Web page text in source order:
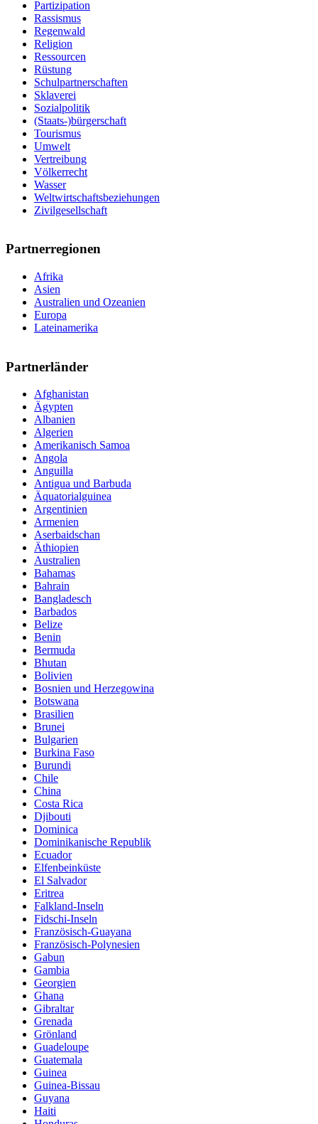
Partizipation
Rassismus
Regenwald
Religion
Ressourcen
Rüstung
Schulpartnerschaften
Sklaverei
Sozialpolitik
(Staats-)bürgerschaft
Tourismus
Umwelt
Vertreibung
Völkerrecht
Wasser
Weltwirtschaftsbeziehungen
Zivilgesellschaft
Partnerregionen
Afrika
Asien
Australien und Ozeanien
Europa
Lateinamerika
Partnerländer
Afghanistan
Ägypten
Albanien
Algerien
Amerikanisch Samoa
Angola
Anguilla
Antigua und Barbuda
Äquatorialguinea
Argentinien
Armenien
Aserbaidschan
Äthiopien
Australien
Bahamas
Bahrain
Bangladesch
Barbados
Belize
Benin
Bermuda
Bhutan
Bolivien
Bosnien und Herzegowina
Botswana
Brasilien
Brunei
Bulgarien
Burkina Faso
Burundi
Chile
China
Costa Rica
Djibouti
Dominica
Dominikanische Republik
Ecuador
Elfenbeinküste
El Salvador
Eritrea
Falkland-Inseln
Fidschi-Inseln
Französisch-Guayana
Französisch-Polynesien
Gabun
Gambia
Georgien
Ghana
Gibraltar
Grenada
Grönland
Guadeloupe
Guatemala
Guinea
Guinea-Bissau
Guyana
Haiti